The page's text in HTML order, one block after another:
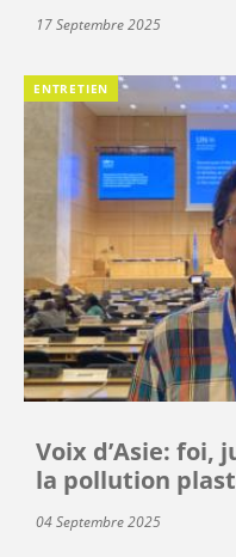
17 Septembre 2025
ENTRETIEN
Voix d’Asie: foi,
la pollution
04 Septembre 2025